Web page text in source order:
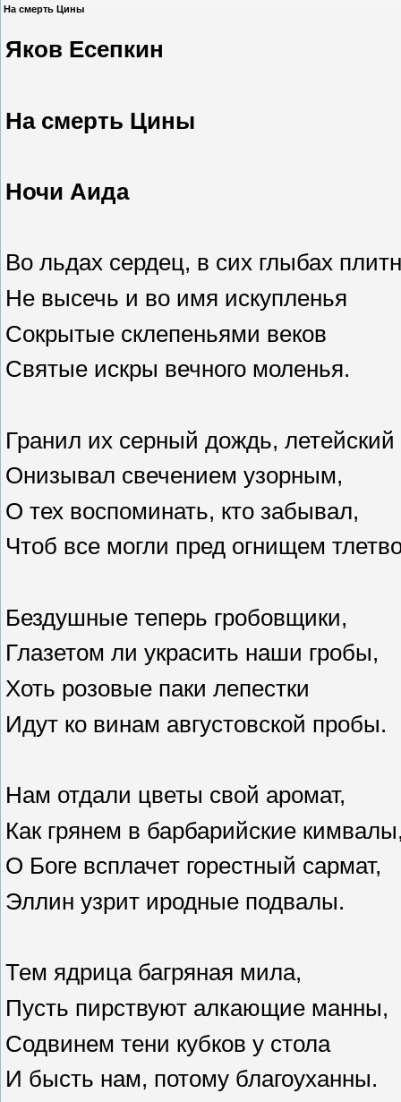
На смерть Цины
Яков Есепкин
На смерть Цины
Ночи Аида
Во льдах сердец, в сих глыбах
Не высечь и во имя искупленья
Сокрытые склепеньями веков
Святые искры вечного моленья.
Гранил их серный дождь, летейский
Онизывал свечением узорным,
О тех воспоминать, кто забывал,
Чтоб все могли пред огнищем
Бездушные теперь гробовщики,
Глазетом ли украсить наши гробы,
Хоть розовые паки лепестки
Идут ко винам августовской пробы.
Нам отдали цветы свой аромат,
Как грянем в барбарийские
О Боге всплачет горестный сармат,
Эллин узрит иродные подвалы.
Тем ядрица багряная мила,
Пусть пирствуют алкающие манны,
Содвинем тени кубков у стола
И бысть нам, потому благоуханны.